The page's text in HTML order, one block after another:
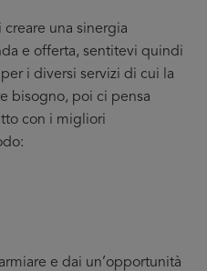
una sinergia
e offerta, sentitevi quindi
i diversi servizi di cui la
bisogno, poi ci pensa
con i migliori
e dai un’opportunità